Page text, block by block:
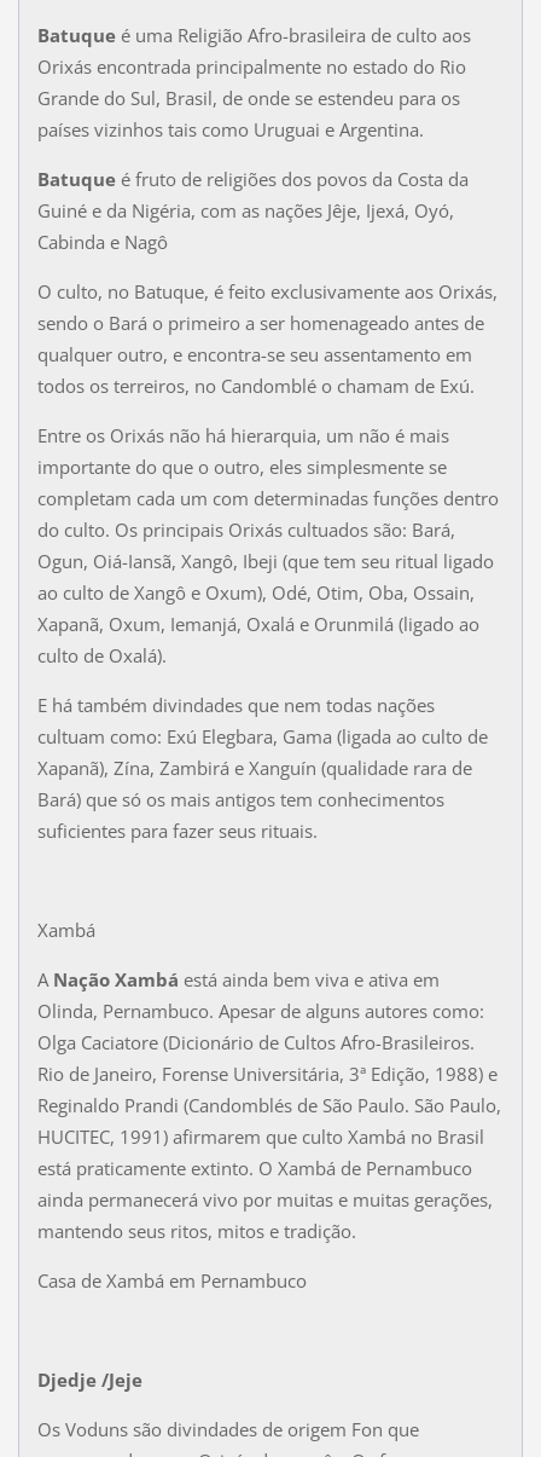
Batuqueé uma Religião Afro-brasileira de culto aos
Orixás encontrada principalmente no estado do Rio
Grande do Sul, Brasil, de onde se estendeu para os
países vizinhos tais como Uruguai e Argentina.
Batuqueé fruto de religiões dos povos da Costa da
Guiné e da Nigéria, com as nações Jêje, Ijexá, Oyó,
Cabinda e Nagô
O culto, no Batuque, é feito exclusivamente aos Orixás,
sendo o Bará o primeiro a ser homenageado antes de
qualquer outro, e encontra-se seu assentamento em
todos os terreiros, no Candomblé o chamam de Exú.
Entre os Orixás não há hierarquia, um não é mais
importante do que o outro, eles simplesmente se
completam cada um com determinadas funções dentro
do culto. Os principais Orixás cultuados são: Bará,
Ogun, Oiá-Iansã, Xangô, Ibeji (que tem seu ritual ligado
ao culto de Xangô e Oxum), Odé, Otim, Oba, Ossain,
Xapanã, Oxum, Iemanjá, Oxalá e Orunmilá (ligado ao
culto de Oxalá).
E há também divindades que nem todas nações
cultuam como: Exú Elegbara, Gama (ligada ao culto de
Xapanã), Zína, Zambirá e Xanguín (qualidade rara de
Bará) que só os mais antigos tem conhecimentos
suficientes para fazer seus rituais.
Xambá
A Nação Xambá está ainda bem viva e ativa em
Olinda, Pernambuco. Apesar de alguns autores como:
Olga Caciatore (Dicionário de Cultos Afro-Brasileiros.
Rio de Janeiro, Forense Universitária, 3ª Edição, 1988) e
Reginaldo Prandi (Candomblés de São Paulo. São Paulo,
HUCITEC, 1991) afirmarem que culto Xambá no Brasil
está praticamente extinto. O Xambá de Pernambuco
ainda permanecerá vivo por muitas e muitas gerações,
mantendo seus ritos, mitos e tradição.
Casa de Xambá em Pernambuco
Djedje /Jeje
Os Voduns são divindades de origem Fon que